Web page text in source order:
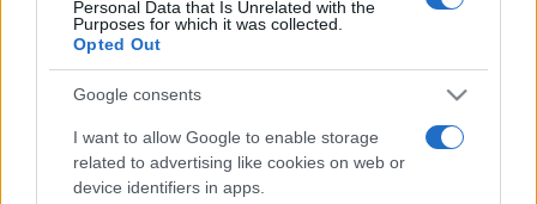
Personal Data that Is Unrelated with the
Purposes for which it was collected.
Opted Out
Google consents
I want to allow Google to enable storage
related to advertising like cookies on web or
device identifiers in apps.
Az intézet nem csak székhelyt váltott, hanem műszakilag is
teljesen megújult. Ennek köszönhetően például a könyvtár
korlátlan internethasználattal áll a látogatók rendelkezésére.
Az ünnepélyes megnyitó egyben kulturális esemény is volt,
hiszen az intézetben együtt zenélt az Acoustic trió és a